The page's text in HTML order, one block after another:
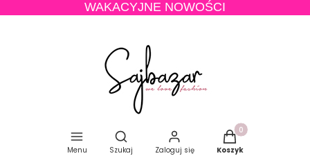
WAKACYJNE NOWOŚCI
Menu
Otwórz wyszukiwarkę
Szukaj Zaloguj się
Produkty w
Koszyk